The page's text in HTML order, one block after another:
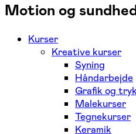
Motion og
Kurser
Kreative kurser
Syning
Håndarbejde
Grafik og
Malekurser
Tegnekurser
Keramik